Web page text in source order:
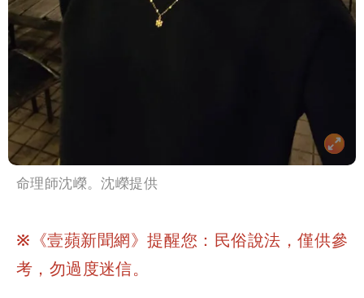
命理師沈嶸。沈嶸提供
※《壹蘋新聞網》提醒您：民俗說法，僅供參
考，勿過度迷信。